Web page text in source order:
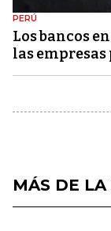
PERÚ
Los bancos
las empresas
MÁS DE